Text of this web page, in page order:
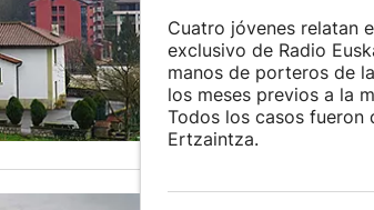
Cuatro jóvenes relatan
exclusivo de Radio
manos de porteros de
los meses previos a la
Todos los casos fueron
Ertzaintza.